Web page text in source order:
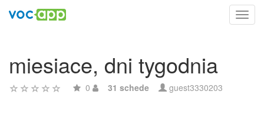
miesiace, dni tygodnia
0 31 schede guest3330203